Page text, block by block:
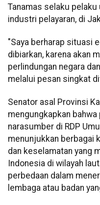
Tanamas selaku
industri pelayaran, di
"Saya berharap situasi
dibiarkan, karena akan
perlindungan negara
melalui pesan singkat
Senator asal Provinsi
mengungkapkan
narasumber di RDP
menunjukkan berbagai
dan keselamatan yang
Indonesia di wilayah
perbedaan dalam
lembaga atau badan